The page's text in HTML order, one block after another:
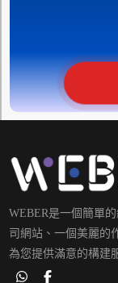
WEBER是一個簡單
司網站、一個美麗的
為您提供滿意的構建